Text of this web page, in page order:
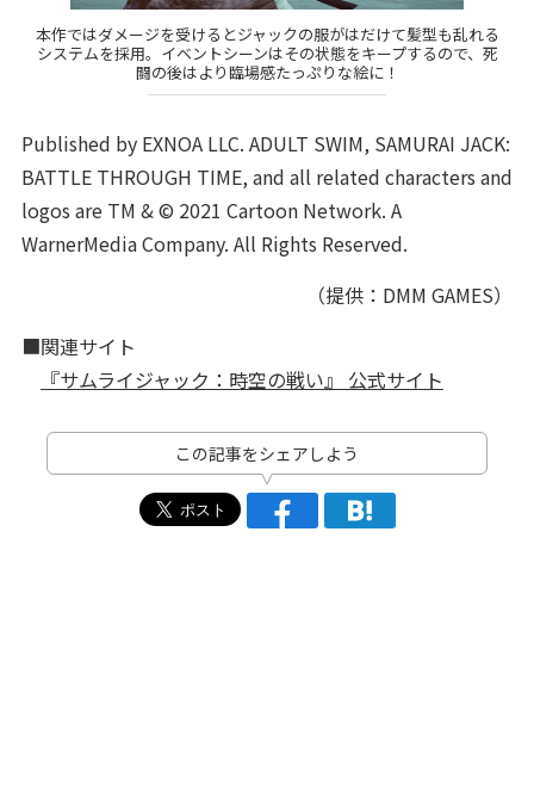
本作ではダメージを受けるとジャックの服がはだけて髪型も乱れる
システムを採用。イベントシーンはその状態をキープするので、死
闘の後はより臨場感たっぷりな絵に！
Published by EXNOA LLC. ADULT SWIM, SAMURAI JACK:
BATTLE THROUGH TIME, and all related characters and
logos are TM & © 2021 Cartoon Network. A
WarnerMedia Company. All Rights Reserved.
（提供：DMM GAMES）
■関連サイト
『サムライジャック：時空の戦い』 公式サイト
この記事をシェアしよう